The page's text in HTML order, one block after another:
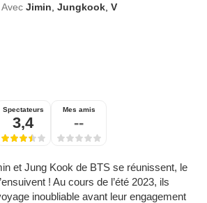
Avec Jimin ,Jungkook ,V
Spectateurs
3,4
Mes amis
--
et Jung Kook de BTS se réunissent, le
! Au cours de l’été 2023, ils
inoubliable avant leur engagement